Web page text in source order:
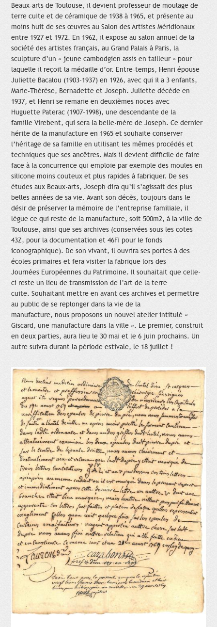
Beaux-arts de Toulouse, il devient professeur de moulage de
terre cuite et de céramique de 1938 à 1965, et présente au
moins huit de ses œuvres au Salon des Artistes Méridionaux
entre 1927 et 1972. En 1962, il expose au salon annuel de la
société des artistes français, au Grand Palais à Paris, la
sculpture d’un « jeune cambodgien assis en tailleur » pour
laquelle il reçoit la médaille d’or. Entre-temps, Henri épouse
Juliette Bacalou (1903-1937) en 1926, avec qui il a 3 enfants,
Marie-Thérèse, Bernadette et Joseph. Juliette décède en
1937, et Henri se remarie en deuxièmes noces avec
Huguette Paterac (1907-1998), une descendante de la
famille Virebent, qui sera la belle-mère de Joseph. Ce dernier
hérite de la manufacture en 1965 et souhaite conserver
l’héritage de sa famille en utilisant les mêmes procédés et
techniques que ses ancêtres. Mais il devient difficile de faire
face à la concurrence qui emploie par exemple des moules en
silicone moins couteux et plus rapides à fabriquer. De ses
études aux Beaux-arts, Joseph dira qu’il s’agissait des plus
belles années de sa vie. Avant son décès, toujours dans le
désir de préserver la mémoire de l’entreprise familiale, il
lègue ce qui reste de la manufacture, soit 500m2, à la ville de
Toulouse, ainsi que ses archives (conservées sous les cotes
43Z, pour la documentation et 46Fi pour le fonds
iconographique). De son vivant, il ouvrira ses portes à des
écoles primaires et fera visiter la fabrique lors des
Journées Européennes du Patrimoine. Il souhaitait que celle-
ci reste un lieu de transmission de l’art de la terre
cuite. Souhaitant mettre en avant ces archives et permettre
au public de se replonger dans la vie de la
manufacture, nous proposons un nouvel atelier intitulé «
Giscard, une manufacture dans la ville ». Le premier, construit
en deux parties, aura lieu le 30 mai et le 6 juin prochains. Un
autre suivra durant la période estivale, le 18 juillet !